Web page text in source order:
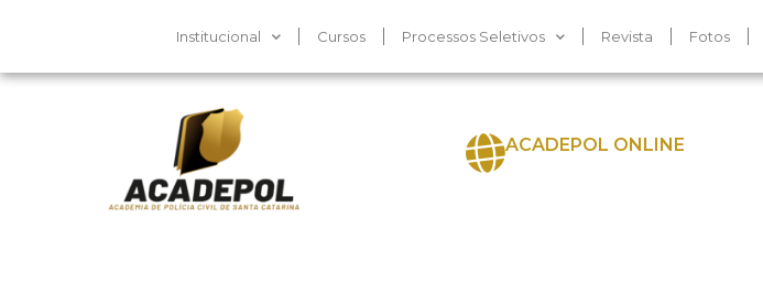
Institucional Cursos Processos Seletivos Revista Fotos
ACADEPOL ONLINE